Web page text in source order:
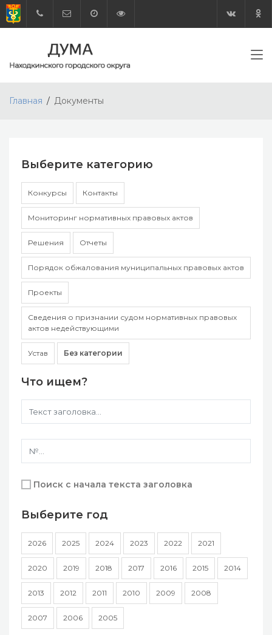
Главная Документы
Выберите категорию
Конкурсы Контакты
Мониторинг нормативных правовых актов
Решения Отчеты
Порядок обжалования муниципальных правовых актов
Проекты
Сведения о признании судом нормативных правовых
актов недействующими
Устав Без категории
Что ищем?
Поиск с начала текста заголовка
Выберите год
2026 2025 2024 2023 2022 2021
2020 2019 2018 2017 2016 2015 2014
2013 2012 2011 2010 2009 2008
2007 2006 2005